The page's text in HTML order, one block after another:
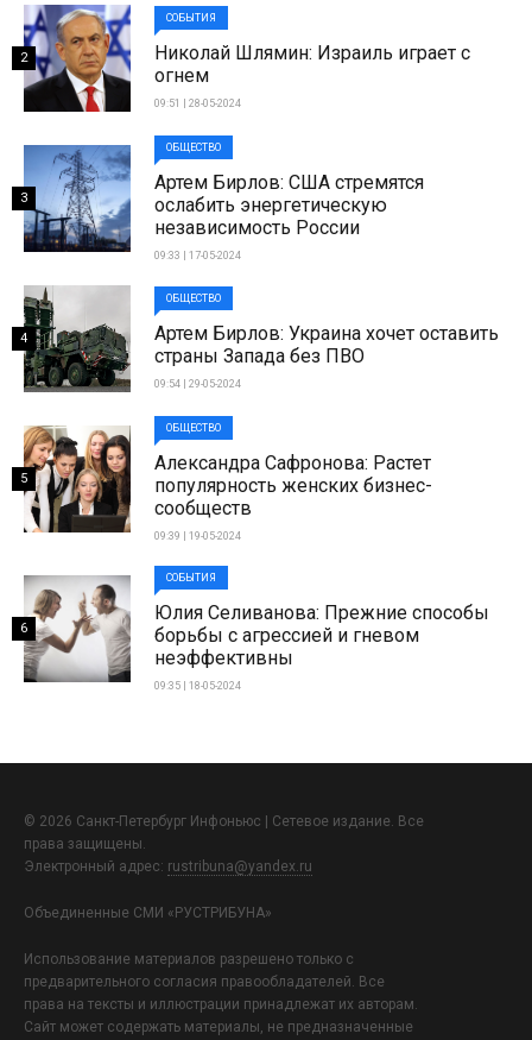
СОБЫТИЯ
Николай Шлямин: Израиль играет с
огнем
09:51 | 28-05-2024
2
ОБЩЕСТВО
Артем Бирлов: США стремятся
ослабить энергетическую
независимость России
09:33 | 17-05-2024
3
ОБЩЕСТВО
Артем Бирлов: Украина хочет оставить
страны Запада без ПВО
09:54 | 29-05-2024
4
ОБЩЕСТВО
Александра Сафронова: Растет
популярность женских бизнес-
сообществ
09:39 | 19-05-2024
5
СОБЫТИЯ
Юлия Селиванова: Прежние способы
борьбы с агрессией и гневом
неэффективны
09:35 | 18-05-2024
6
© 2026 Санкт-Петербург Инфоньюс | Сетевое издание. Все
права защищены.
Электронный адрес: rustribuna@yandex.ru
Объединенные СМИ «РУСТРИБУНА»
Использование материалов разрешено только с
предварительного согласия правообладателей. Все
права на тексты и иллюстрации принадлежат их авторам.
Сайт может содержать материалы, не предназначенные